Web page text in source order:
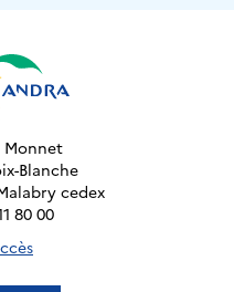
Monnet
Blanche
cedex
80 00